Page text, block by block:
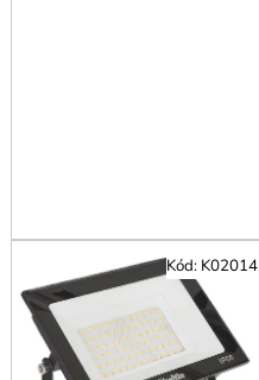
Kód: K02014